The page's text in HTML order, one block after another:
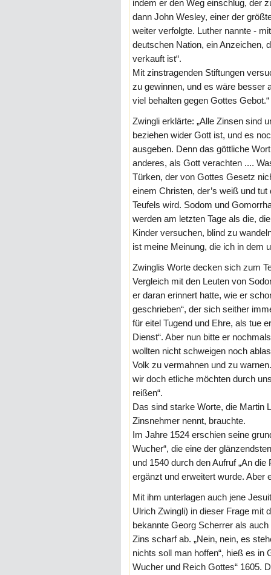
indem er den Weg einschlug, der
dann John Wesley, einer der
weiter verfolgte. Luther nannte -
deutschen Nation, ein Anzeichen,
verkauft ist“.
Mit zinstragenden Stiftungen
zu gewinnen, und es wäre besser
viel behalten gegen Gottes Gebot.“
Zwingli erklärte: „Alle Zinsen sind
beziehen wider Gott ist, und es
ausgeben. Denn das göttliche
anderes, als Gott verachten ....
Türken, der von Gottes Gesetz
einem Christen, der’s weiß und
Teufels wird. Sodom und
werden am letzten Tage als die,
Kinder versuchen, blind zu
ist meine Meinung, die ich in dem
Zwinglis Worte decken sich zum
Vergleich mit den Leuten von
er daran erinnert hatte, wie er
geschrieben“, der sich seither
für eitel Tugend und Ehre, als tue
Dienst“. Aber nun bitte er
wollten nicht schweigen noch
Volk zu vermahnen und zu
wir doch etliche möchten durch
reißen“.
Das sind starke Worte, die Martin
Zinsnehmer nennt, brauchte.
Im Jahre 1524 erschien seine
Wucher“, die eine der
und 1540 durch den Aufruf „An
ergänzt und erweitert wurde. Aber
Mit ihm unterlagen auch jene
Ulrich Zwingli) in dieser Frage mit
bekannte Georg Scherrer als
Zins scharf ab. „Nein, nein, es
nichts soll man hoffen“, hieß es in
Wucher und Reich Gottes“ 1605.